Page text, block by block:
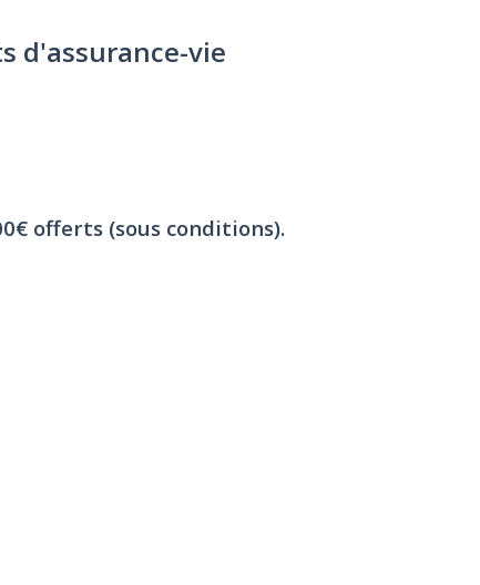
d'assurance-vie
offerts (sous conditions).